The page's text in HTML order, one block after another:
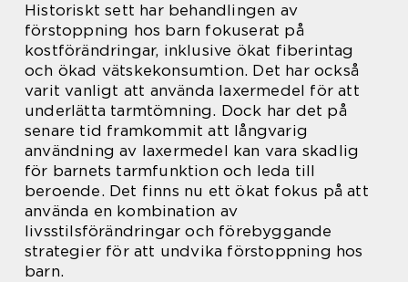
Historiskt sett har behandlingen av
förstoppning hos barn fokuserat på
kostförändringar, inklusive ökat fiberintag
och ökad vätskekonsumtion. Det har också
varit vanligt att använda laxermedel för att
underlätta tarmtömning. Dock har det på
senare tid framkommit att långvarig
användning av laxermedel kan vara skadlig
för barnets tarmfunktion och leda till
beroende. Det finns nu ett ökat fokus på att
använda en kombination av
livsstilsförändringar och förebyggande
strategier för att undvika förstoppning hos
barn.